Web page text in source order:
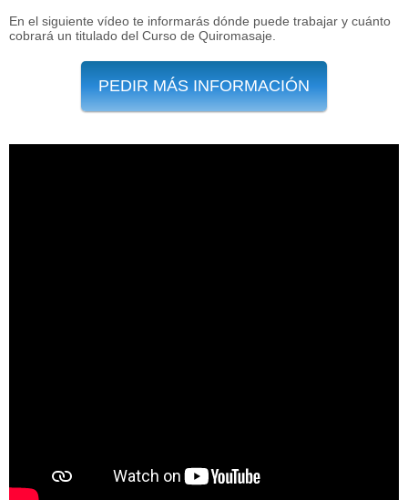
En el siguiente vídeo te informarás dónde puede trabajar y cuánto
cobrará un titulado del Curso de Quiromasaje.
PEDIR MÁS INFORMACIÓN